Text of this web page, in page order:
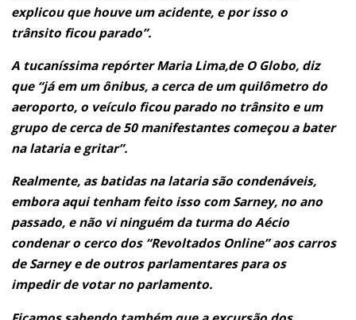
explicou que houve um acidente, e por isso o
trânsito ficou parado”.
A tucaníssima repórter Maria Lima,de O Globo, diz
que “já em um ônibus, a cerca de um quilômetro do
aeroporto, o veículo ficou parado no trânsito e um
grupo de cerca de 50 manifestantes começou a bater
na lataria e gritar”.
Realmente, as batidas na lataria são condenáveis,
embora aqui tenham feito isso com Sarney, no ano
passado, e não vi ninguém da turma do Aécio
condenar o cerco dos “Revoltados Online” aos carros
de Sarney e de outros parlamentares para os
impedir de votar no parlamento.